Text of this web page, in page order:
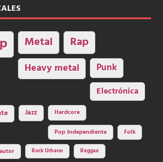
Metal Rap
Heavy metal Punk
Electrónica
Jazz Hardcore
Pop Independiente Folk
Rock Urbano Reggae